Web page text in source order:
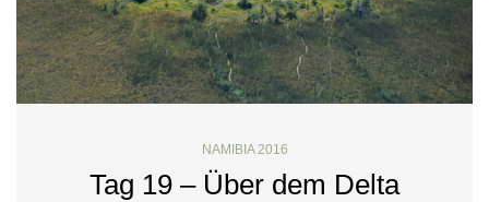
NAMIBIA 2016
Tag 19 – Über dem Delta